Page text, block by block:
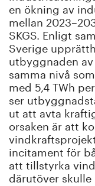
Bildbank
Om oss
en ökning av
mellan
SKGS. Enligt
Sverige
utbyggnaden
samma nivå
med 5,4 TWh
ser
ut att avta
orsaken är att
incitament för
att tillstyrka
därutöver